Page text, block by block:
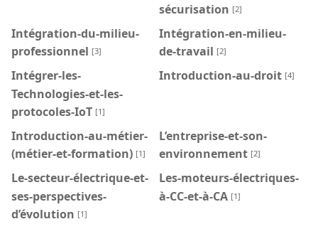
sécurisation [2]
Intégration-du-milieu-
professionnel [3]
Intégration-en-milieu-
de-travail [2]
Intégrer-les-
Technologies-et-les-
protocoles-IoT [1]
Introduction-au-droit [4]
Introduction-au-métier-
(métier-et-formation) [1]
L’entreprise-et-son-
environnement [2]
Le-secteur-électrique-et-
ses-perspectives-
d’évolution [1]
Les-moteurs-électriques-
à-CC-et-à-CA [1]